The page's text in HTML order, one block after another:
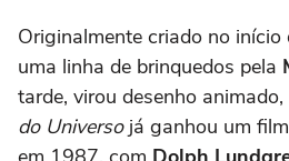
Originalmente criado no
uma linha de brinquedos pela
tarde, virou desenho animado,
do Universojá ganhou um